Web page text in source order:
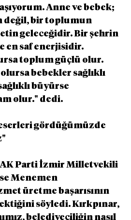
Anne ve bebek;
değil, bir toplumun
geleceğidir. Bir şehrin
en saf enerjisidir.
toplum güçlü olur.
bebekler sağlıklı
büyürse
olur." dedi.
gördüğümüzde
AK Parti İzmir Milletvekili
Menemen
üretme başarısının
söyledi. Kırkpınar,
belediyeciliğin nasıl